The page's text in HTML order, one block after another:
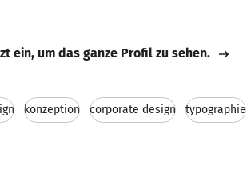
ein, um das ganze Profil zu sehen.
konzeption corporate design typographie